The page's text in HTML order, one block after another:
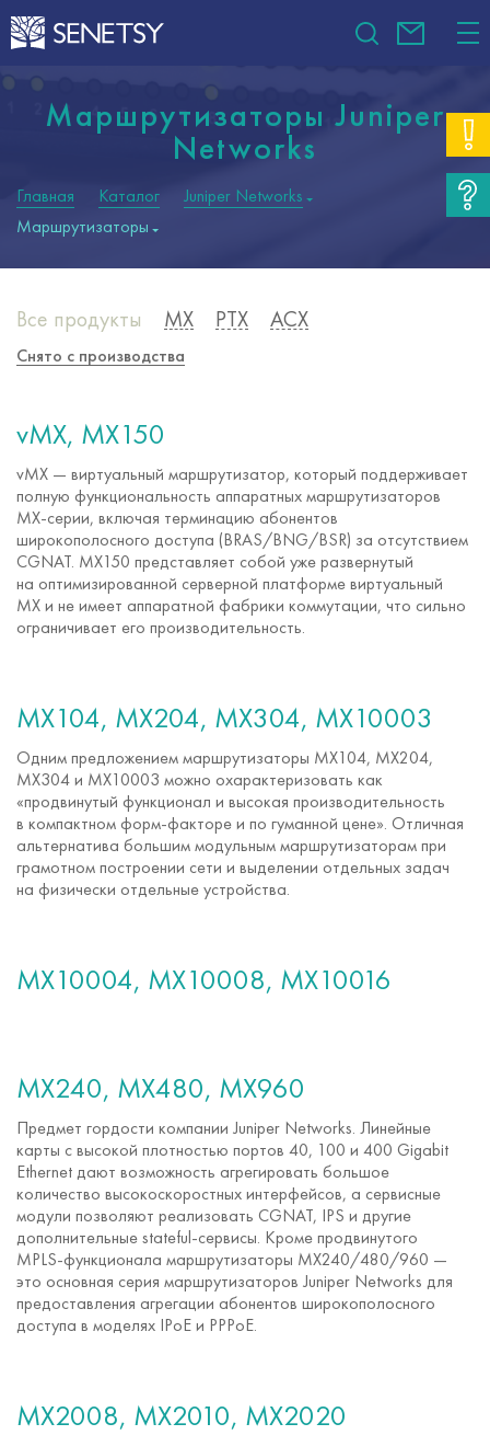
Маршрутизаторы Juniper
Networks
Главная Каталог
Juniper Networks
Маршрутизаторы
Все продукты MX PTX ACX
Снято с производства
vMX, MX150
vMX — виртуальный маршрутизатор, который поддерживает
полную функциональность аппаратных маршрутизаторов
MX-серии, включая терминацию абонентов
широкополосного доступа (BRAS/BNG/BSR) за отсутствием
CGNAT. MX150 представляет собой уже развернутый
на оптимизированной серверной платформе виртуальный
MX и не имеет аппаратной фабрики коммутации, что сильно
ограничивает его производительность.
MX104, MX204, MX304, MX10003
Одним предложением маршрутизаторы MX104, MX204,
MX304 и MX10003 можно охарактеризовать как
«продвинутый функционал и высокая производительность
в компактномформ-фактореи по гуманной цене». Отличная
альтернатива большим модульным маршрутизаторам при
грамотном построении сети и выделении отдельных задач
на физически отдельные устройства.
MX10004, MX10008, MX10016
MX240, MX480, MX960
Предмет гордости компании Juniper Networks. Линейные
карты с высокой плотностью портов 40, 100 и 400 Gigabit
Ethernet дают возможность агрегировать большое
количество высокоскоростных интерфейсов, а сервисные
модули позволяют реализовать CGNAT, IPS и другие
дополнительныеstateful-сервисы. Кроме продвинутого
MPLS-функционала маршрутизаторы MX240/480/960 —
это основная серия маршрутизаторов Juniper Networks для
предоставления агрегации абонентов широкополосного
доступа в моделях IPoE и PPPoE.
MX2008, MX2010, MX2020